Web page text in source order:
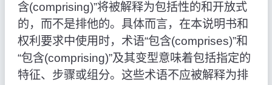
含(comprising)”将被解释为包括性的和开放式
的，而不是排他的。具体而言，在本说明书和
权利要求中使用时，术语“包含(comprises)”和
“包含(comprising)”及其变型意味着包括指定的
特征、步骤或组分。这些术语不应被解释为排